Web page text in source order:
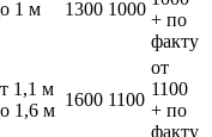
1 м 1300 1000
+ по
факту
1,1 м
1,6 м
1600 1100
от
1100
+ по
факту